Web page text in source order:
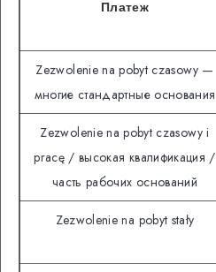
Платеж
Zezwolenie na pobyt czasowy —
многие стандартные основания
Zezwolenie na pobyt czasowy i
pracę / высокая квалификация /
часть рабочих оснований
Zezwolenie na pobyt stały